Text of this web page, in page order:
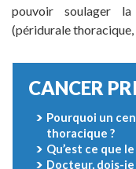
pouvoir soulager
(péridurale thoracique,
CANCER
Pourquoi un
thoracique ?
Qu’est ce que
Docteur, dois-